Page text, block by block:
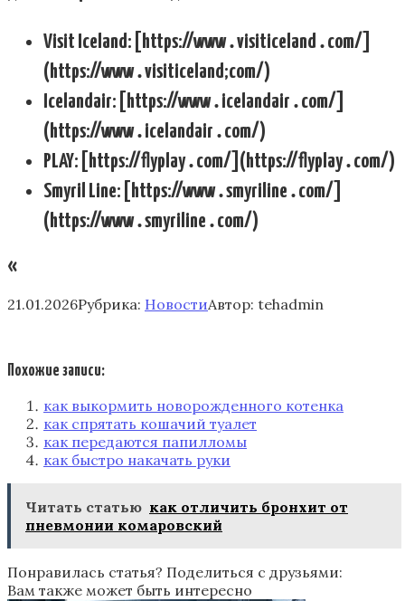
Visit Iceland: [https://www․visiticeland․com/]
(https://www․visiticeland;com/)
Icelandair: [https://www․icelandair․com/]
(https://www․icelandair․com/)
PLAY: [https://flyplay․com/](https://flyplay․com/)
Smyril Line: [https://www․smyriline․com/]
(https://www․smyriline․com/)
«
21.01.2026Рубрика: НовостиАвтор: tehadmin
Похожие записи:
как выкормить новорожденного котенка
как спрятать кошачий туалет
как передаются папилломы
как быстро накачать руки
Читать статью как отличить бронхит от
пневмонии комаровский
Понравилась статья? Поделиться с друзьями:
Вам также может быть интересно